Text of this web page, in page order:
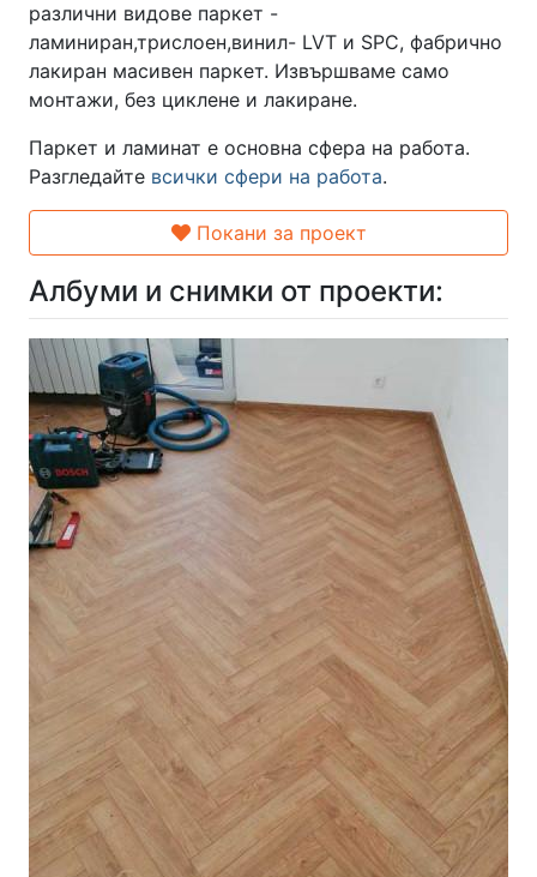
различни видове паркет -
ламиниран,трислоен,винил- LVT и SPC, фабрично
лакиран масивен паркет. Извършваме само
монтажи, без циклене и лакиране.
Паркет и ламинат е основна сфера на работа.
Разгледайте всички сфери на работа.
Покани за проект
Албуми и снимки от проекти: